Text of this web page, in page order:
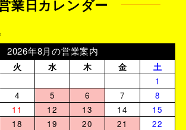
業日カレンダー
2026年8月の営業案内
火 水 木 金
土
1
4 5 6 7
8
11 12 13 14
15
18 19 20 21
22